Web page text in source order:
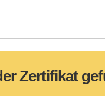
Zertifikat